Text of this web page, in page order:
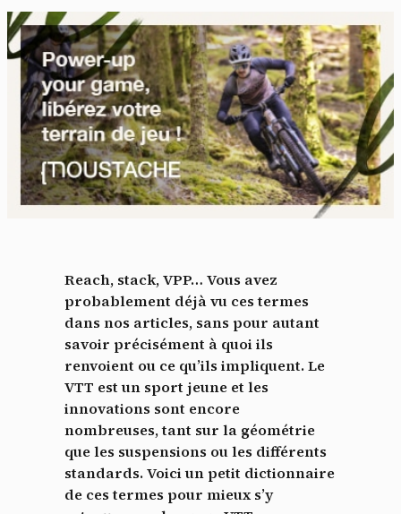
Reach, stack, VPP… Vous avez
probablement déjà vu ces termes
dans nos articles, sans pour autant
savoir précisément à quoi ils
renvoient ou ce qu’ils impliquent. Le
VTT est un sport jeune et les
innovations sont encore
nombreuses, tant sur la géométrie
que les suspensions ou les différents
standards. Voici un petit dictionnaire
de ces termes pour mieux s’y